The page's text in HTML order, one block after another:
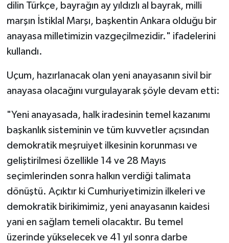
dilin Türkçe, bayrağın ay yıldızlı al bayrak, milli
marşın İstiklal Marşı, başkentin Ankara olduğu bir
anayasa milletimizin vazgeçilmezidir." ifadelerini
kullandı.
Uçum, hazırlanacak olan yeni anayasanın sivil bir
anayasa olacağını vurgulayarak şöyle devam etti:
"Yeni anayasada, halk iradesinin temel kazanımı
başkanlık sisteminin ve tüm kuvvetler açısından
demokratik meşruiyet ilkesinin korunması ve
geliştirilmesi özellikle 14 ve 28 Mayıs
seçimlerinden sonra halkın verdiği talimata
dönüştü. Açıktır ki Cumhuriyetimizin ilkeleri ve
demokratik birikimimiz, yeni anayasanın kaidesi
yani en sağlam temeli olacaktır. Bu temel
üzerinde yükselecek ve 41 yıl sonra darbe